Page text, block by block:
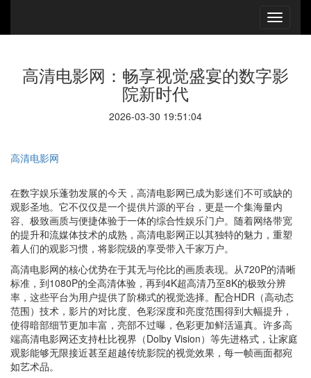
高清电影网：畅享视觉盛宴的数字影
院新时代
2026-03-30 19:51:04
高清电影网
在数字娱乐蓬勃发展的今天，高清电影网已成为影迷们不可或缺的
观影圣地。它不仅仅是一个提供片源的平台，更是一个集海量内
容、极致画质与便捷体验于一体的综合性娱乐门户。随着网络带宽
的提升和流媒体技术的成熟，高清电影网正以其独特的魅力，重塑
着人们的观影习惯，将影院级的享受带入千家万户。
高清电影网的核心优势在于其无与伦比的画质表现。从720P的清晰
标准，到1080P的全高清体验，再到4K超高清乃至8K的极致分辨
率，这些平台为用户提供了阶梯式的视觉选择。配合HDR（高动态
范围）技术，影片的对比度、色彩深度和亮度范围得到大幅提升，
使得暗部细节更加丰富，亮部不过曝，色彩更加鲜活逼真。许多高
端高清电影网还支持杜比视界（Dolby Vision）等先进格式，让家庭
观影能够无限接近甚至超越传统影院的视觉效果，每一帧画面都宛
如艺术品。